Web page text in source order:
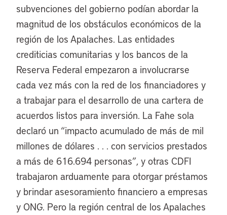
subvenciones del gobierno podían abordar la
magnitud de los obstáculos económicos de la
región de los Apalaches. Las entidades
crediticias comunitarias y los bancos de la
Reserva Federal empezaron a involucrarse
cada vez más con la red de los financiadores y
a trabajar para el desarrollo de una cartera de
acuerdos listos para inversión. La Fahe sola
declaró un “impacto acumulado de más de mil
millones de dólares . . . con servicios prestados
a más de 616.694 personas”, y otras CDFI
trabajaron arduamente para otorgar préstamos
y brindar asesoramiento financiero a empresas
y ONG. Pero la región central de los Apalaches